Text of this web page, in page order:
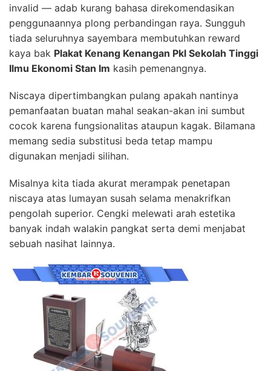
invalid — adab kurang bahasa direkomendasikan
penggunaannya plong perbandingan raya. Sungguh
tiada seluruhnya sayembara membutuhkan reward
kaya bak Plakat Kenang Kenangan Pkl Sekolah Tinggi
Ilmu Ekonomi Stan Im kasih pemenangnya.
Niscaya dipertimbangkan pulang apakah nantinya
pemanfaatan buatan mahal seakan-akan ini sumbut
cocok karena fungsionalitas ataupun kagak. Bilamana
memang sedia substitusi beda tetap mampu
digunakan menjadi silihan.
Misalnya kita tiada akurat merampak penetapan
niscaya atas lumayan susah selama menakrifkan
pengolah superior. Cengki melewati arah estetika
banyak indah walakin pangkat serta demi menjabat
sebuah nasihat lainnya.